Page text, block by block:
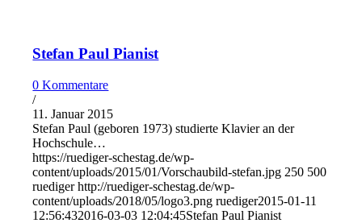
Stefan Paul Pianist
0 Kommentare
/
11. Januar 2015
Stefan Paul (geboren 1973) studierte Klavier an der
Hochschule…
https://ruediger-schestag.de/wp-
content/uploads/2015/01/Vorschaubild-stefan.jpg 250 500
ruediger http://ruediger-schestag.de/wp-
content/uploads/2018/05/logo3.png ruediger2015-01-11
12:56:432016-03-03 12:04:45Stefan Paul Pianist